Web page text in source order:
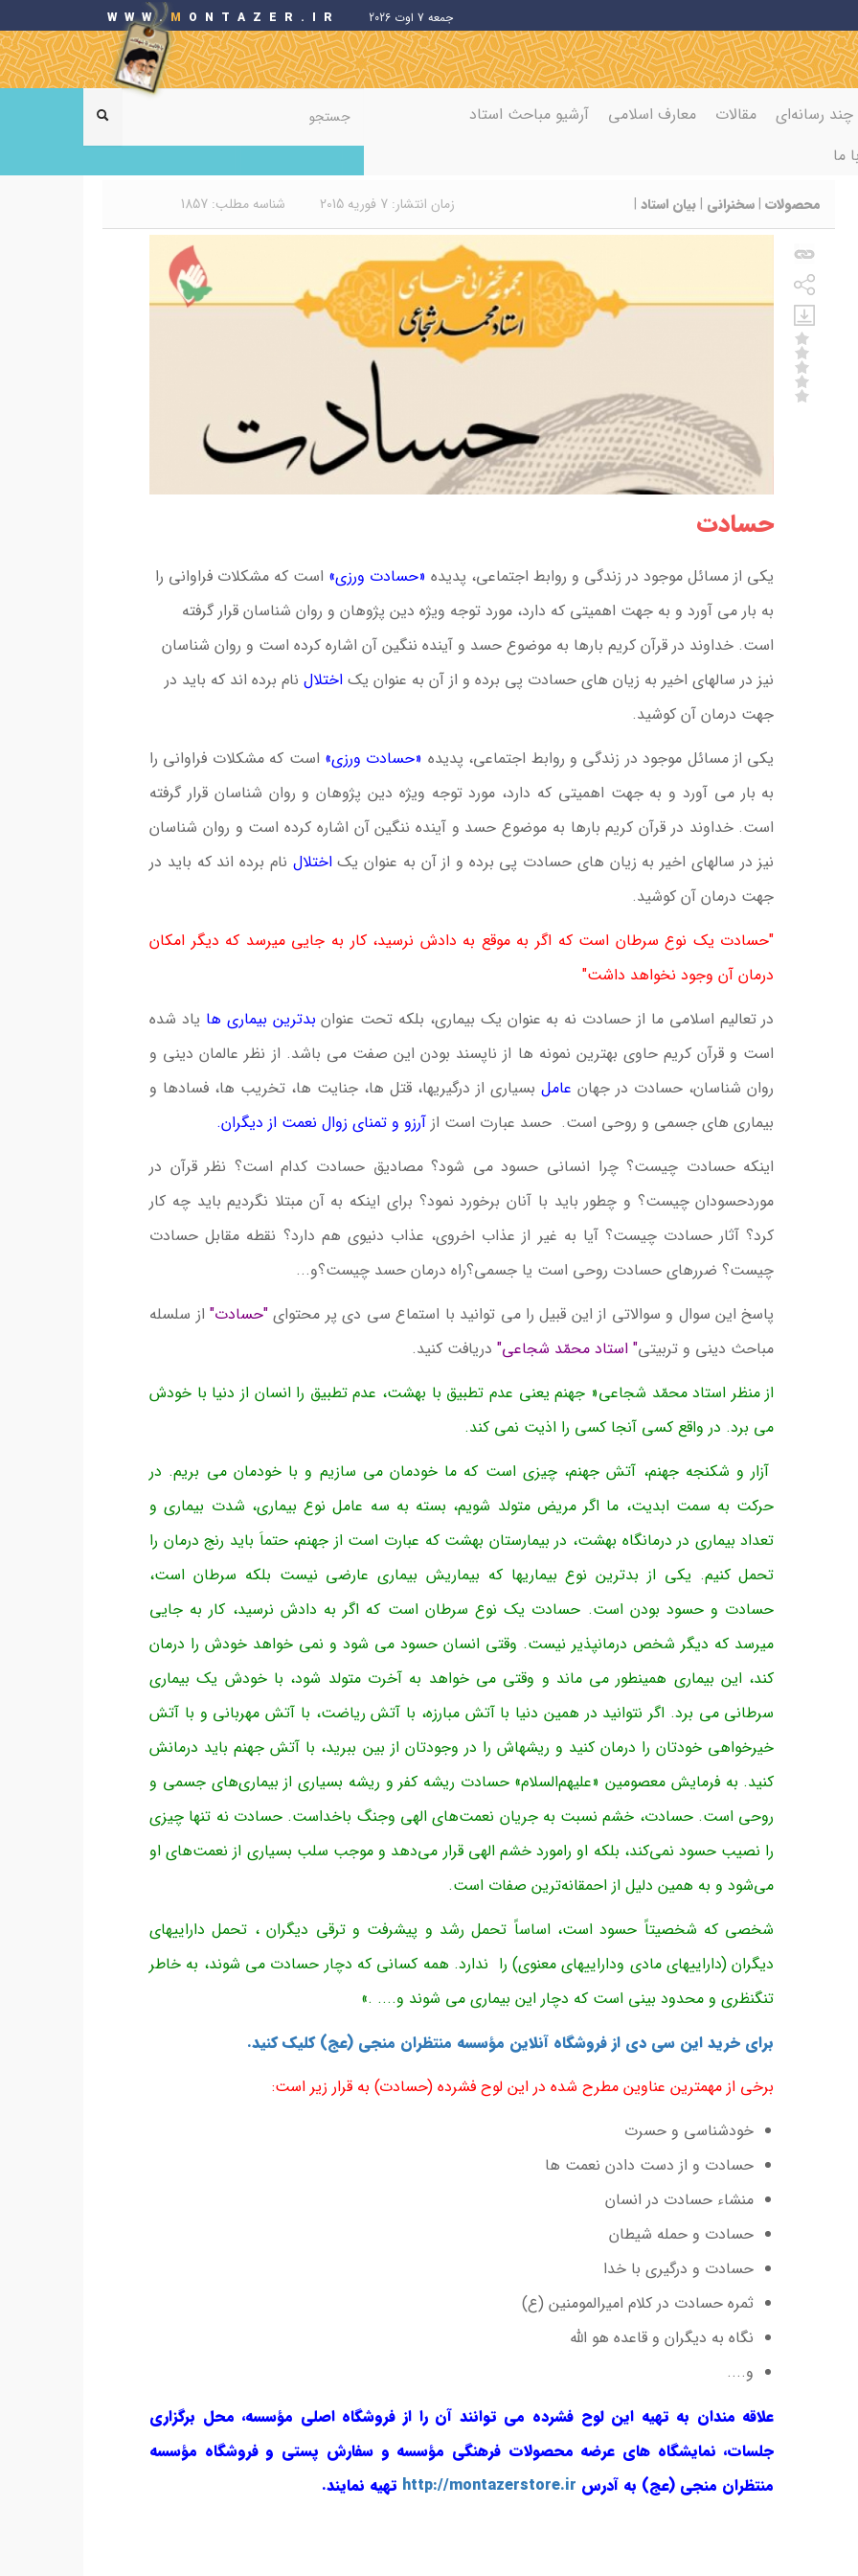
WWW.M ONTAZER.IR جمعه 7 اوت 2026
فرم
جستجو
جستجو چند رسانه‌ای مقالات معارف اسلامی
آرشیو مباحث استاد
ما
شناسه مطلب: 1857 زمان انتشار: 7 فوریه 2015 محصولات | سخنرانی | بیان استاد |
حسادت
يكى از مسائل موجود در زندگى و روابط اجتماعى، پديده «حسادت ورزى» است كه مشكلات فراوانى را
به بار مى آورد و به جهت اهميتى كه دارد، مورد توجه ويژه دين پژوهان و روان شناسان قرار گرفته
است. خداوند در قرآن کریم بارها به موضوع حسد و آینده ننگین آن اشاره کرده است و روان شناسان
نیز در سالهای اخیر به زیان های حسادت پی برده و از آن به عنوان یک اختلالنام برده اند که باید در
جهت درمان آن کوشید.
یكى از مسائل موجود در زندگى و روابط اجتماعى، پدیده «حسادت ورزى» است كه مشكلات فراوانى را
به بار مى آورد و به جهت اهمیتى كه دارد، مورد توجه ویژه دین پژوهان و روان شناسان قرار گرفته
است. خداوند در قرآن کریم بارها به موضوع حسد و آینده ننگین آن اشاره کرده است و روان شناسان
نیز در سالهای اخیر به زیان های حسادت پی برده و از آن به عنوان یکاختلال نام برده اند که باید در
جهت درمان آن کوشید.
"حسادت یک نوع سرطان است که اگر به موقع به دادش نرسید، کار به جایی میرسد که دیگر امکان
درمان آن وجود نخواهد داشت"
در تعالیم اسلامی ما از حسادت نه به عنوان یک بیماری، بلکه تحت عنوان بدترین بیماری ها یاد شده
است و قرآن کریم حاوی بهترین نمونه ها از ناپسند بودن این صفت می باشد. از نظر عالمان دینی و
روان شناسان، حسادت در جهان عامل بسیاری از درگیریها، قتل ها، جنایت ها، تخریب ها، فسادها و
بیماری های جسمی و روحی است. حسد عبارت است از آرزو و تمنای زوال نعمت از دیگران.
اینکه حسادت چیست؟ چرا انسانی حسود می شود؟ مصادیق حسادت کدام است؟ نظر قرآن در
موردحسودان چیست؟ و چطور باید با آنان برخورد نمود؟ برای اینکه به آن مبتلا نگردیم باید چه کار
کرد؟ آثار حسادت چیست؟ آیا به غیر از عذاب اخروی، عذاب دنیوی هم دارد؟ نقطه مقابل حسادت
چیست؟ ضررهای حسادت روحی است یا جسمی؟راه درمان حسد چیست؟و...
پاسخ این سوال و سوالاتی از این قبیل را می توانید با استماع سی دی پر محتوای"حسادت" از سلسله
مباحث دینی و تربیتی" استاد محمّد شجاعی"دریافت کنید.
از منظر استاد محمّد شجاعی« جهنم یعنی عدم تطبیق با بهشت، عدم تطبیق را انسان از دنیا با خودش
می برد. در واقع کسی آنجا کسی را اذیت نمی کند.
آزار و شکنجه جهنم، آتش جهنم، چیزی است که ما خودمان می سازیم و با خودمان می بریم. در
حرکت به سمت ابدیت، ما اگر مریض متولد شویم، بسته به سه عامل نوع بیماری، شدت بیماری و
تعداد بیماری در درمانگاه بهشت، در بیمارستان بهشت که عبارت است از جهنم، حتماَ باید رنج درمان را
تحمل کنیم. یکی از بدترین نوع بیماریها که بیماریش بیماری عارضی نیست بلکه سرطان است،
حسادت و حسود بودن است. حسادت یک نوع سرطان است که اگر به دادش نرسید، کار به جایی
میرسد که دیگر شخص درمان­پذیر نیست. وقتی انسان حسود می شود و نمی خواهد خودش را درمان
کند، این بیماری همینطور می ماند و وقتی می خواهد به آخرت متولد شود، با خودش یک بیماری
سرطانی می برد. اگر نتوانید در همین دنیا با آتش مبارزه، با آتش ریاضت، با آتش مهربانی و با آتش
خیرخواهی خودتان را درمان کنید و ریشه­اش را در وجودتان از بین ببرید، با آتش جهنم باید درمانش
کنید. به فرمایش معصومین «علیهم‌السلام» حسادت ریشه کفر و ریشه بسیاری از بیماری‌های جسمی و
روحی است. حسادت، خشم نسبت به جریان نعمت‌های الهی وجنگ باخداست. حسادت نه تنها چیزی
را نصیب حسود نمی‌کند، بلکه او رامورد خشم الهی قرار می‌دهد و موجب سلب بسیاری از نعمت‌های او
می‌شود و به همین دلیل از احمقانه‌ترین صفات است.
شخصی که شخصیتاً حسود است، اساساً تحمل رشد و پیشرفت و ترقی دیگران ، تحمل داراییهای
دیگران (داراییهای مادی وداراییهای معنوی) را ندارد. همه کسانی که دچار حسادت می شوند، به خاطر
تنگ­نظری و محدود بینی است که دچار این بیماری می شوند و.... .»
برای خرید این سی دی از فروشگاه آنلاین مؤسسه منتظران منجی (عج) کلیک کنید.
برخی از مهمترین عناوین مطرح شده در این لوح فشرده (حسادت) به قرار زیر است:
خودشناسی و حسرت
حسادت و از دست دادن نعمت ها
منشاء حسادت در انسان
حسادت و حمله شیطان
حسادت و درگیری با خدا
ثمره حسادت در کلام امیرالمومنین (ع)
نگاه به دیگران و قاعده هو الله
و....
علاقه مندان به تهیه این لوح فشرده می توانند آن را از فروشگاه اصلی مؤسسه، محل برگزاری
جلسات، نمایشگاه های عرضه محصولات فرهنگی مؤسسه و سفارش پستی و فروشگاه مؤسسه
منتظران منجی (عج) به آدرس http://montazerstore.ir تهیه نمایند.